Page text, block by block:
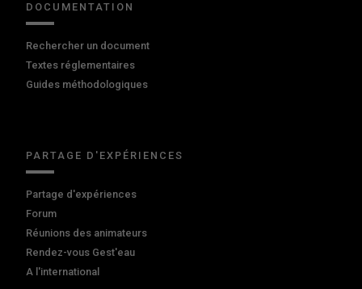
DOCUMENTATION
Rechercher un document
Textes réglementaires
Guides méthodologiques
PARTAGE D'EXPÉRIENCES
Partage d'expériences
Forum
Réunions des animateurs
Rendez-vous Gest'eau
A l'international